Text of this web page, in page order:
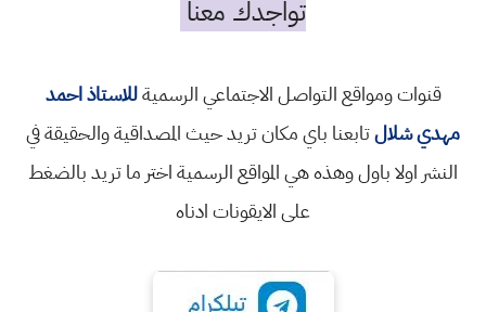
تواجدك معنا
قنوات ومواقع التواصل الاجتماعي الرسميةللاستاذ احمد
مهدي شلالتابعنا باي مكان تريد حيث المصداقية والحقيقة في
النشر اولا باول وهذه هي المواقع الرسمية اختر ما تريد بالضغط
على الايقونات ادناه